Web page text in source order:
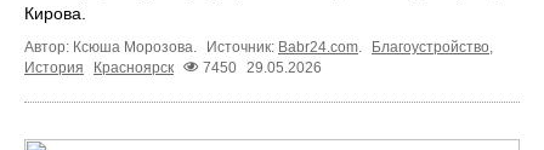
Кирова.
Автор: Ксюша Морозова. Источник: Babr24.com. Благоустройство,
История
Красноярск 7450 29.05.2026